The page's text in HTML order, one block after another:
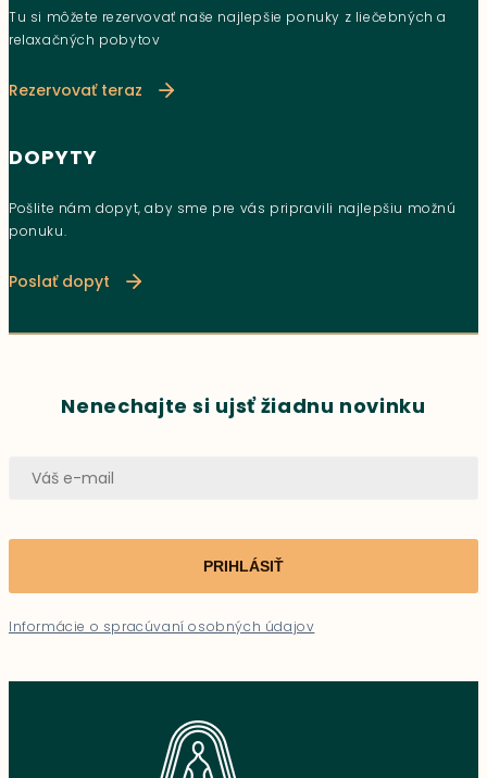
Tu si môžete rezervovať naše najlepšie ponuky z liečebných a
relaxačných pobytov
Rezervovať teraz
DOPYTY
Pošlite nám dopyt, aby sme pre vás pripravili najlepšiu možnú
ponuku.
Poslať dopyt
Nenechajte si ujsť žiadnu novinku
PRIHLÁSIŤ
Informácie o spracúvaní osobných údajov